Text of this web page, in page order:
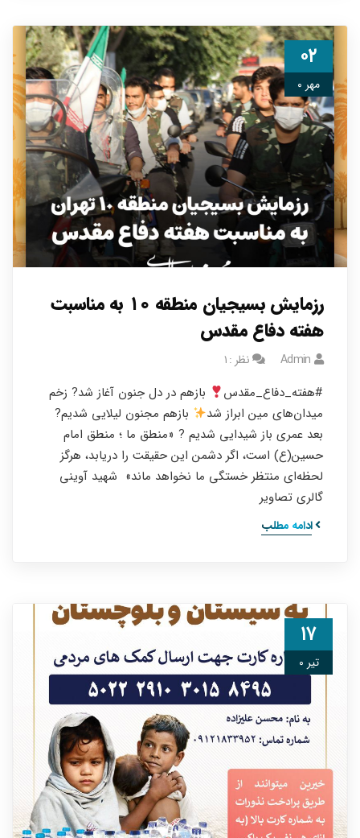
۰۲
مهر ۰
رزمایش بسیجیان منطقه ۱۰ به مناسبت
هفته دفاع مقدس
Admin نظر : ۱
#هفته_دفاع_مقدس
بازهم در دل جنون آغاز شد? زخم
میدان‌های مین ابراز شد
بازهم مجنون لیلایی شدیم?
بعد عمری باز شیدایی شدیم ? «منطق ما ؛ منطق امام
حسین(ع) است، اگر دشمن این حقیقت را دریابد، هرگز
لحظه‌ای منتظر خستگی ما نخواهد ماند» شهید آوینی
گالری تصاویر
ادامه مطلب
۱۷
تیر ۰